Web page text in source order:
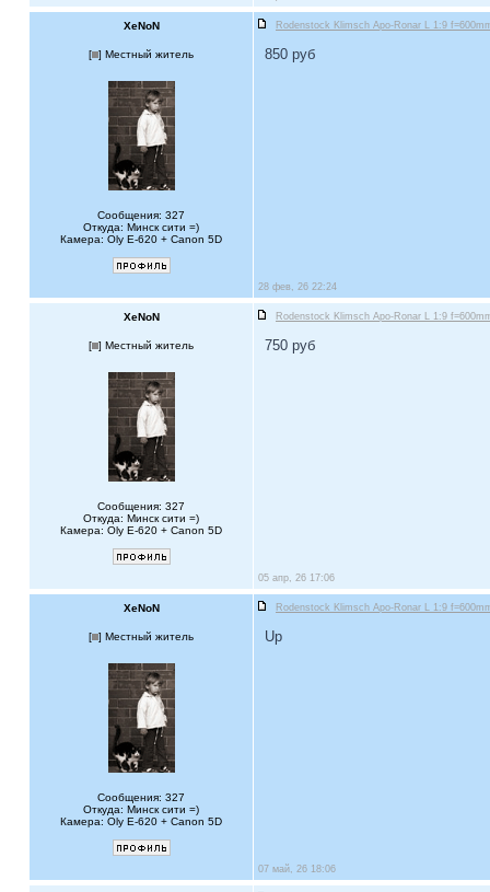
XeNoN Rodenstock Klimsch Apo-Ronar L 1:9
[ ] Местный житель
Сообщения: 327
Откуда: Минск сити =)
Камера: Oly E-620 + Canon 5D
850 руб
28 фев, 26 22:24
XeNoN Rodenstock Klimsch Apo-Ronar L 1:9
[ ] Местный житель
Сообщения: 327
Откуда: Минск сити =)
Камера: Oly E-620 + Canon 5D
750 руб
05 апр, 26 17:06
XeNoN Rodenstock Klimsch Apo-Ronar L 1:9
[ ] Местный житель
Сообщения: 327
Откуда: Минск сити =)
Камера: Oly E-620 + Canon 5D
Up
07 май, 26 18:06